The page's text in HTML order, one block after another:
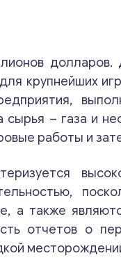
долларов.
крупнейших
– газа и
работы и
а также
отчетов о